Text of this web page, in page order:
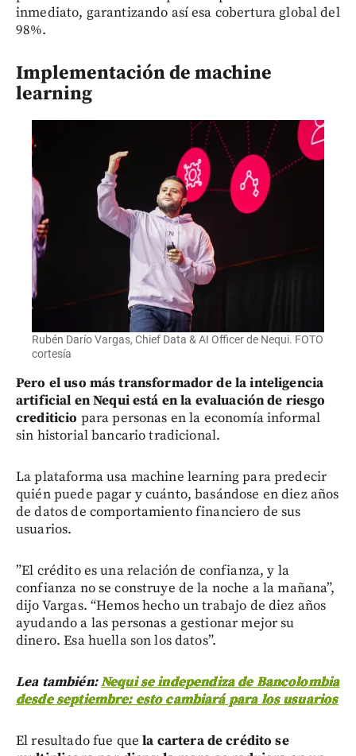
inmediato, garantizando así esa cobertura global del
98%.
Implementación de machine
learning
Rubén Darío Vargas, Chief Data & AI Officer de Nequi. FOTO
cortesía
Pero el uso más transformador de la inteligencia
artificial en Nequi está en la evaluación de riesgo
crediticio para personas en la economía informal
sin historial bancario tradicional.
La plataforma usa machine learning para predecir
quién puede pagar y cuánto, basándose en diez años
de datos de comportamiento financiero de sus
usuarios.
”El crédito es una relación de confianza, y la
confianza no se construye de la noche a la mañana”,
dijo Vargas. “Hemos hecho un trabajo de diez años
ayudando a las personas a gestionar mejor su
dinero. Esa huella son los datos”.
Lea también:Nequi se independiza de Bancolombia
desde septiembre: esto cambiará para los usuarios
El resultado fue quela cartera de crédito se